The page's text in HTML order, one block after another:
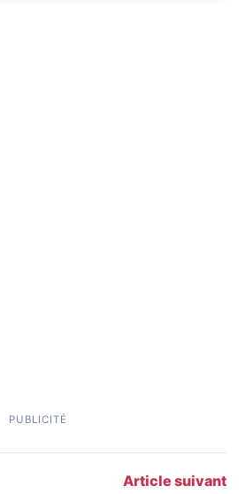
PUBLICITÉ
Article suivant